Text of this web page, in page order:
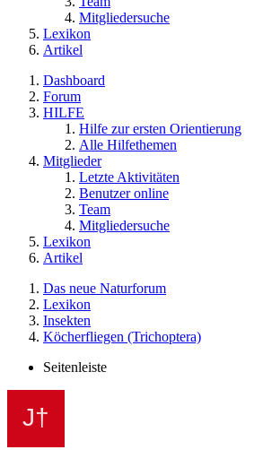
Mitgliedersuche
Lexikon
Artikel
Dashboard
Forum
HILFE
Hilfe zur ersten Orientierung
Alle Hilfethemen
Mitglieder
Letzte Aktivitäten
Benutzer online
Team
Mitgliedersuche
Lexikon
Artikel
Das neue Naturforum
Lexikon
Insekten
Köcherfliegen (Trichoptera)
Seitenleiste